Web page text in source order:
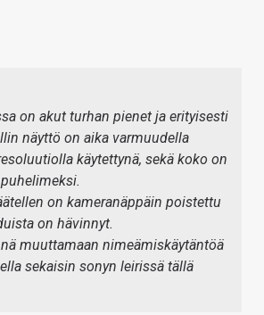
on akut turhan pienet ja erityisesti
näyttö on aika varmuudella
käytettynä, sekä koko on
on kameranäppäin poistettu
on hävinnyt.
muuttamaan nimeämiskäytäntöä
sekaisin sonyn leirissä tällä